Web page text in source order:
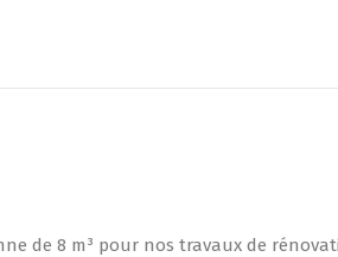
de 8 m³ pour nos travaux de